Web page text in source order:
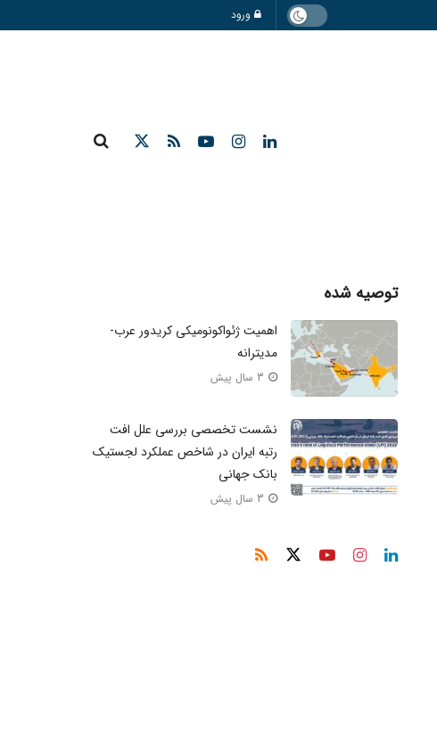
ورود
توصیه شده
اهمیت ژئواکونومیکی کریدور عرب-
مدیترانه
3 سال پیش
نشست تخصصی بررسی علل افت
رتبه ایران در شاخص عملکرد لجستیک
بانک جهانی
3 سال پیش